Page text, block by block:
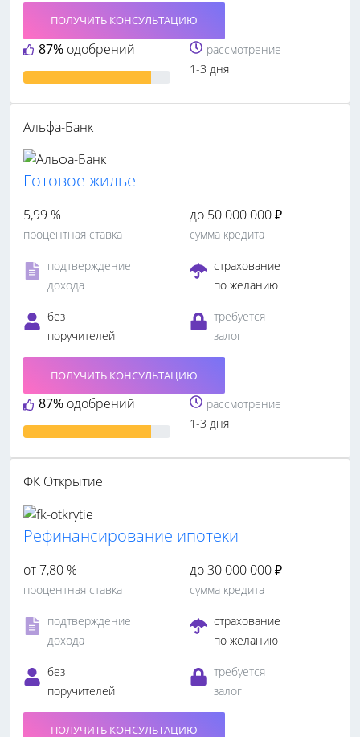
87% одобрений
ПОЛУЧИТЬ КОНСУЛЬТАЦИЮ
рассмотрение
1-3 дня
Альфа-Банк
Готовое жилье
5,99 %
процентная ставка
до 50 000 000 ₽
сумма кредита
подтверждение
дохода
страхование
по желанию
без
поручителей
требуется
залог
87% одобрений
ПОЛУЧИТЬ КОНСУЛЬТАЦИЮ
рассмотрение
1-3 дня
ФК Открытие
Рефинансирование ипотеки
от 7,80 %
процентная ставка
до 30 000 000 ₽
сумма кредита
подтверждение
дохода
страхование
по желанию
без
поручителей
требуется
залог
ПОЛУЧИТЬ КОНСУЛЬТАЦИЮ